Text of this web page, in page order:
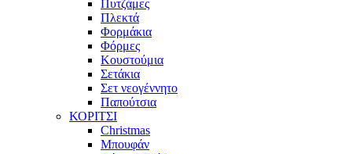
Πυτζάμες
Πλεκτά
Φορμάκια
Φόρμες
Κουστούμια
Σετάκια
Σετ νεογέννητο
Παπούτσια
ΚΟΡΙΤΣΙ
Christmas
Μπουφάν